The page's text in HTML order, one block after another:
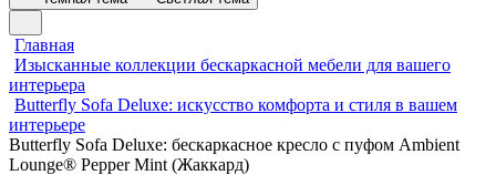
Главная
Изысканные коллекции бескаркасной мебели для вашего
интерьера
Butterfly Sofa Deluxe: искусство комфорта и стиля в вашем
интерьере
Butterfly Sofa Deluxe: бескаркасное кресло с пуфом Ambient
Lounge® Pepper Mint (Жаккард)